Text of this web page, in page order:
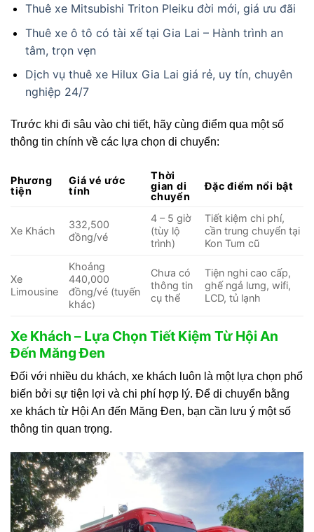
Thuê xe Mitsubishi Triton Pleiku đời mới, giá ưu đãi
Thuê xe ô tô có tài xế tại Gia Lai – Hành trình an
tâm, trọn vẹn
Dịch vụ thuê xe Hilux Gia Lai giá rẻ, uy tín, chuyên
nghiệp 24/7
Trước khi đi sâu vào chi tiết, hãy cùng điểm qua một số
thông tin chính về các lựa chọn di chuyển:
Phương
tiện
Giá vé ước
tính
Thời
gian di
chuyển
Đặc điểm nổi bật
Xe Khách
332,500
đồng/vé
4 – 5 giờ
(tùy lộ
trình)
Tiết kiệm chi phí,
cần trung chuyển tại
Kon Tum cũ
Xe
Limousine
Khoảng
440,000
đồng/vé (tuyến
khác)
Chưa có
thông tin
cụ thể
Tiện nghi cao cấp,
ghế ngả lưng, wifi,
LCD, tủ lạnh
Xe Khách – Lựa Chọn Tiết Kiệm Từ Hội An
Đến Măng Đen
Đối với nhiều du khách, xe khách luôn là một lựa chọn phổ
biến bởi sự tiện lợi và chi phí hợp lý. Để di chuyển bằng
xe khách từ Hội An đến Măng Đen, bạn cần lưu ý một số
thông tin quan trọng.